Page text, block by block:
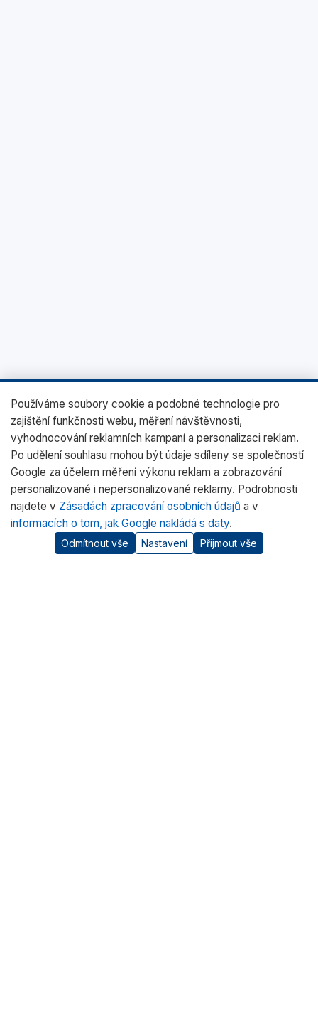
Používáme soubory cookie a podobné technologie pro
zajištění funkčnosti webu, měření návštěvnosti,
vyhodnocování reklamních kampaní a personalizaci reklam.
Po udělení souhlasu mohou být údaje sdíleny se společností
Google za účelem měření výkonu reklam a zobrazování
personalizované i nepersonalizované reklamy. Podrobnosti
najdete v Zásadách zpracování osobních údajů a v
informacích o tom, jak Google nakládá s daty.
Odmítnout vše Nastavení Přijmout vše